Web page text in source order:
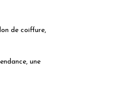
de coiffure,
une